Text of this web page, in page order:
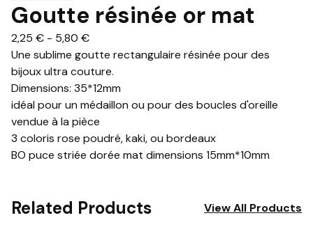
Goutte résinée or mat
2,25 € - 5,80 €
Une sublime goutte rectangulaire résinée pour des
bijoux ultra couture.
Dimensions: 35*12mm
idéal pour un médaillon ou pour des boucles d'oreille
vendue à la pièce
3 coloris rose poudré, kaki, ou bordeaux
BO puce striée dorée mat dimensions 15mm*10mm
Related Products View All Products